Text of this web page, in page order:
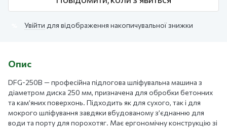
Увійти для відображення накопичувальної знижки
Опис
DFG-250B — професійна підлогова шліфувальна машина з
діаметром диска 250 мм, призначена для обробки бетонних
та кам’яних поверхонь. Підходить як для сухого, так і для
мокрого шліфування завдяки вбудованому з’єднанню для
води та порту для порохотяг. Має ергономічну конструкцію зі